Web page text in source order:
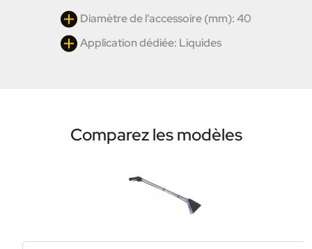
Diamètre de l'accessoire (mm): 40
Application dédiée: Liquides
Comparez les modèles